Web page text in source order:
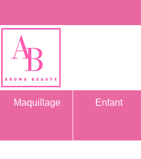
Maquillage Enfant